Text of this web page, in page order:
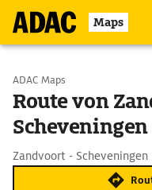
Maps
Start wählen
Ziel eingeben
ADAC Maps
Route von
Scheveningen
Zandvoort - Scheveningen